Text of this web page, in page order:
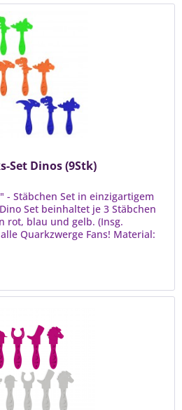
Set Dinos (9Stk)
- Stäbchen Set in einzigartigem
Set beinhaltet je 3 Stäbchen
rot, blau und gelb. (Insg.
Quarkzwerge Fans! Material: